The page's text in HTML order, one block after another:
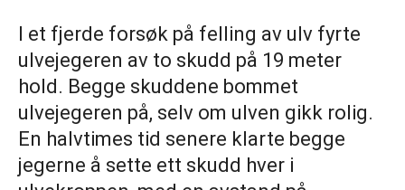
I et fjerde forsøk på felling av ulv fyrte
ulvejegeren av to skudd på 19 meter
hold. Begge skuddene bommet
ulvejegeren på, selv om ulven gikk rolig.
En halvtimes tid senere klarte begge
jegerne å sette ett skudd hver i